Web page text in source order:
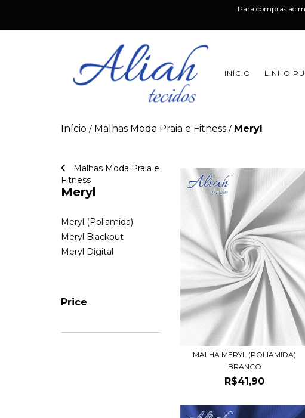
Para compras
INÍCIO LINHO
Início / Malhas Moda Praia e Fitness / Meryl
Malhas Moda Praia e
Fitness
Meryl
Meryl (Poliamida)
Meryl Blackout
Meryl Digital
Price
MALHA MERYL (POLIAMIDA)
BRANCO
R$41,90